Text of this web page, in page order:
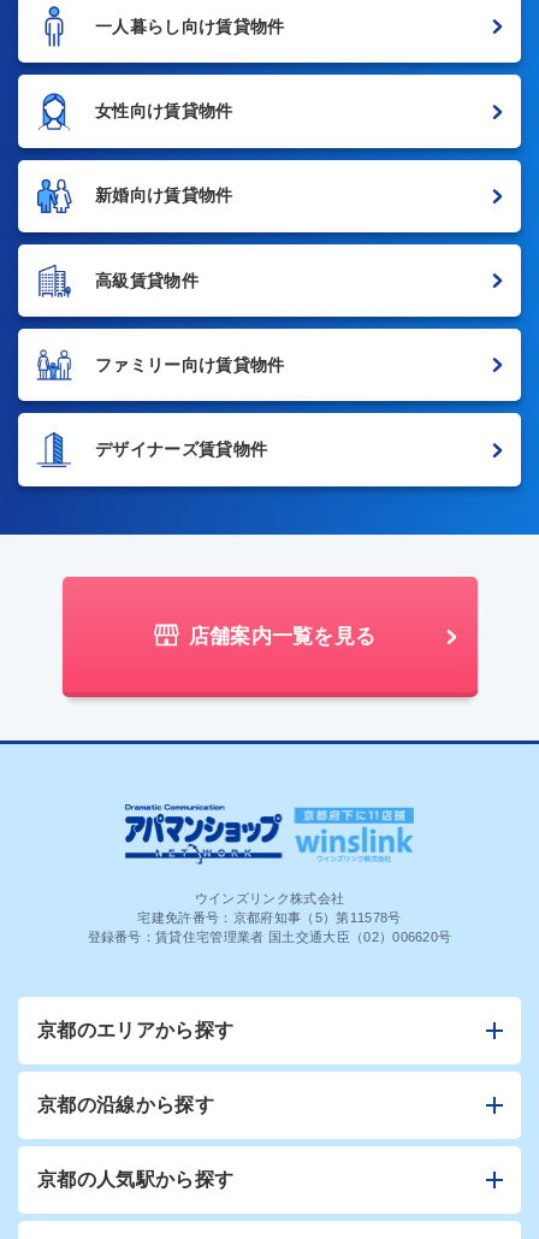
一人暮らし向け賃貸物件
女性向け賃貸物件
新婚向け賃貸物件
高級賃貸物件
ファミリー向け賃貸物件
デザイナーズ賃貸物件
店舗案内一覧を見る
ウインズリンク株式会社
宅建免許番号：京都府知事（5）第11578号
登録番号：賃貸住宅管理業者 国土交通大臣（02）006620号
京都のエリアから探す
京都の沿線から探す
京都の人気駅から探す